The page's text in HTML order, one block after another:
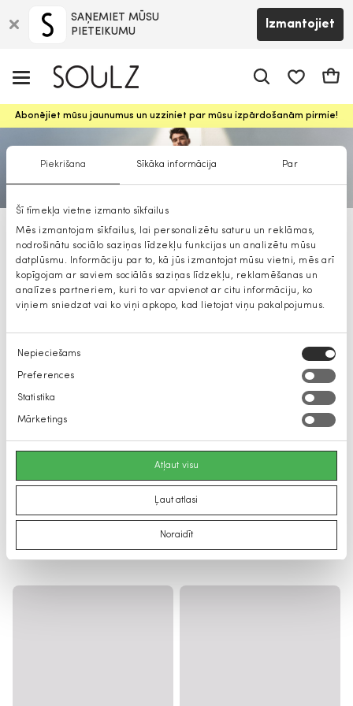
Piekrišana Sīkāka informācija Par
Šī tīmekļa vietne izmanto sīkfailus
Mēs izmantojam sīkfailus, lai personalizētu saturu un reklāmas,
nodrošinātu sociālo saziņas līdzekļu funkcijas un analizētu mūsu
datplūsmu. Informāciju par to, kā jūs izmantojat mūsu vietni, mēs arī
kopīgojam ar saviem sociālās saziņas līdzekļu, reklamēšanas un
analīzes partneriem, kuri to var apvienot ar citu informāciju, ko
viņiem sniedzat vai ko viņi apkopo, kad lietojat viņu pakalpojumus.
Piekrišanas
izvēle
Nepieciešams
Preferences
Statistika
Mārketings
Atļaut visu
Ļaut atlasi
Noraidīt
SAŅEMIET MŪSU
PIETEIKUMU
Izmantojiet
Abonējiet mūsu jaunumus un uzziniet par mūsu izpārdošanām pirmie!
BOSS sTYLIST RECOMMENDS